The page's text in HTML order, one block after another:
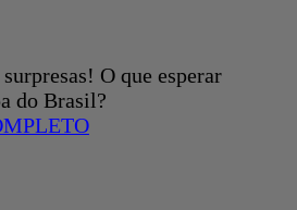
O que esperar
do Brasil?